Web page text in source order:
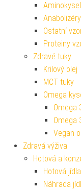
Ostatní
Proteiny
Zdravé tuky
Krilový olej
MCT tuky
Omega
Omega
Omega
Vegan
Zdravá výživa
Hotová a
Hotová jídla
Náhrada